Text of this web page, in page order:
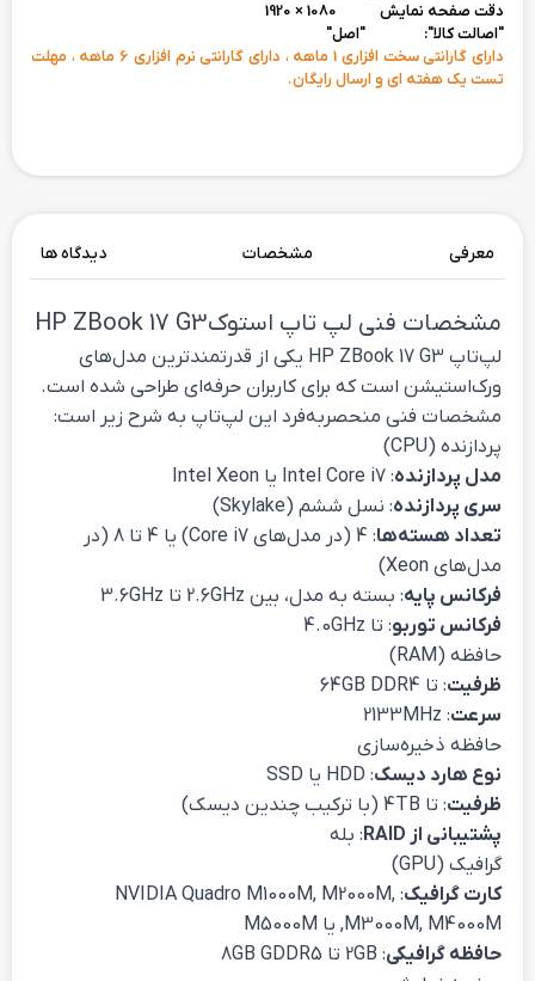
دقت صفحه نمایش 1080 × 1920
"اصالت کالا": "اصل"
دارای گارانتی سخت افزاری 1 ماهه ، دارای گارانتی نرم افزاری 6 ماهه ، مهلت
تست یک هفته ای و ارسال رایگان.
معرفی مشخصات دیدگاه ها
مشخصات فنی لپ تاپ استوک HP ZBook 17 G3
لپ‌تاپ HP ZBook 17 G3 یکی از قدرتمندترین مدل‌های
ورک‌استیشن است که برای کاربران حرفه‌ای طراحی شده است.
مشخصات فنی منحصربه‌فرد این لپ‌تاپ به شرح زیر است:
پردازنده (CPU)
مدل پردازنده: Intel Core i7 یا Intel Xeon
سری پردازنده: نسل ششم (Skylake)
تعداد هسته‌ها
: 4 (در مدل‌های Core i7) یا 4 تا 8 (در
مدل‌های Xeon)
فرکانس پایه: بسته به مدل، بین 2.6GHz تا 3.6GHz
فرکانس توربو: تا 4.0GHz
حافظه (RAM)
ظرفیت: تا 64GB DDR4
سرعت: 2133MHz
حافظه ذخیره‌سازی
نوع هارد دیسک: HDD یا SSD
ظرفیت: تا 4TB (با ترکیب چندین دیسک)
پشتیبانی از RAID
: بله
گرافیک (GPU)
کارت گرافیک : NVIDIA Quadro M1000M, M2000M,
M3000M, M4000M, یا M5000M
حافظه گرافیکی: 2GB تا 8GB GDDR5